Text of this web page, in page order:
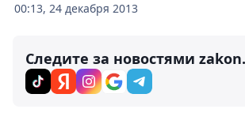
00:13, 24 декабря 2013
Следите за новостями